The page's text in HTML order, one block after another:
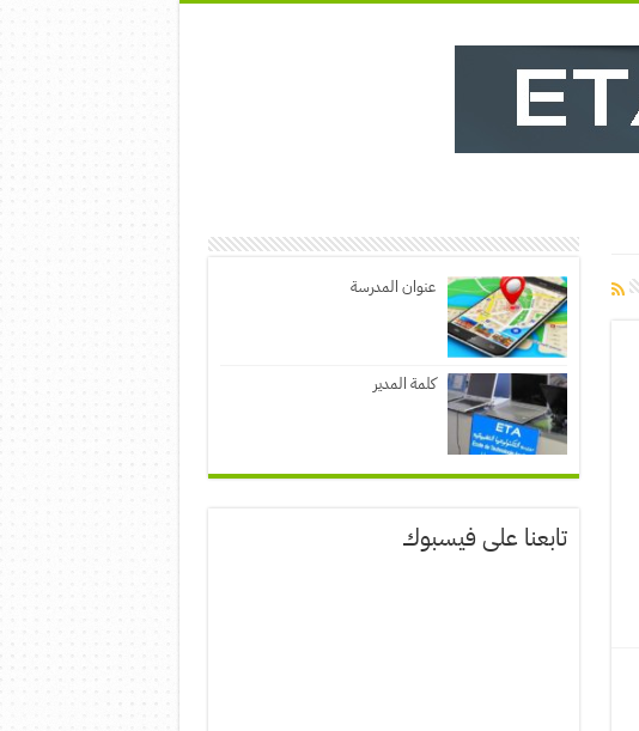
عنوان المدرسة
كلمة المدير
تابعنا على فيسبوك